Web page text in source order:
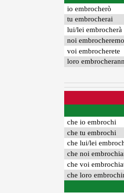
io embrocherò
tu embrocherai
lui/lei embrocherà
noi embrocheremo
voi embrocherete
loro
che io embrochi
che tu embrochi
che lui/lei
che noi
che voi
che loro